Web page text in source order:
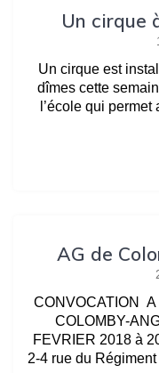
Un cirque
Un cirque est
dîmes cette
l’école qui
AG de
CONVOCATION A
COLOMBY-
FEVRIER 2018 à
2-4 rue du